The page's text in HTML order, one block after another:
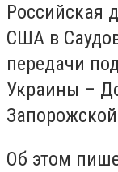
Российская
США в
передачи
Украины –
Об этом